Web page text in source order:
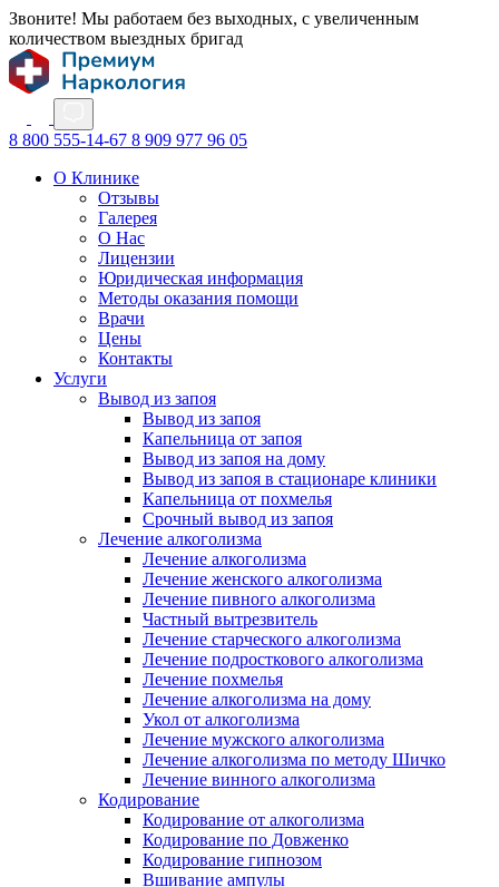
Звоните! Мы работаем без выходных, с увеличенным
количеством выездных бригад
8 800 555-14-67 8 909 977 96 05
О Клинике
Отзывы
Галерея
О Нас
Лицензии
Юридическая информация
Методы оказания помощи
Врачи
Цены
Контакты
Услуги
Вывод из запоя
Вывод из запоя
Капельница от запоя
Вывод из запоя на дому
Вывод из запоя в стационаре клиники
Капельница от похмелья
Срочный вывод из запоя
Лечение алкоголизма
Лечение алкоголизма
Лечение женского алкоголизма
Лечение пивного алкоголизма
Частный вытрезвитель
Лечение старческого алкоголизма
Лечение подросткового алкоголизма
Лечение похмелья
Лечение алкоголизма на дому
Укол от алкоголизма
Лечение мужского алкоголизма
Лечение алкоголизма по методу Шичко
Лечение винного алкоголизма
Кодирование
Кодирование от алкоголизма
Кодирование по Довженко
Кодирование гипнозом
Вшивание ампулы